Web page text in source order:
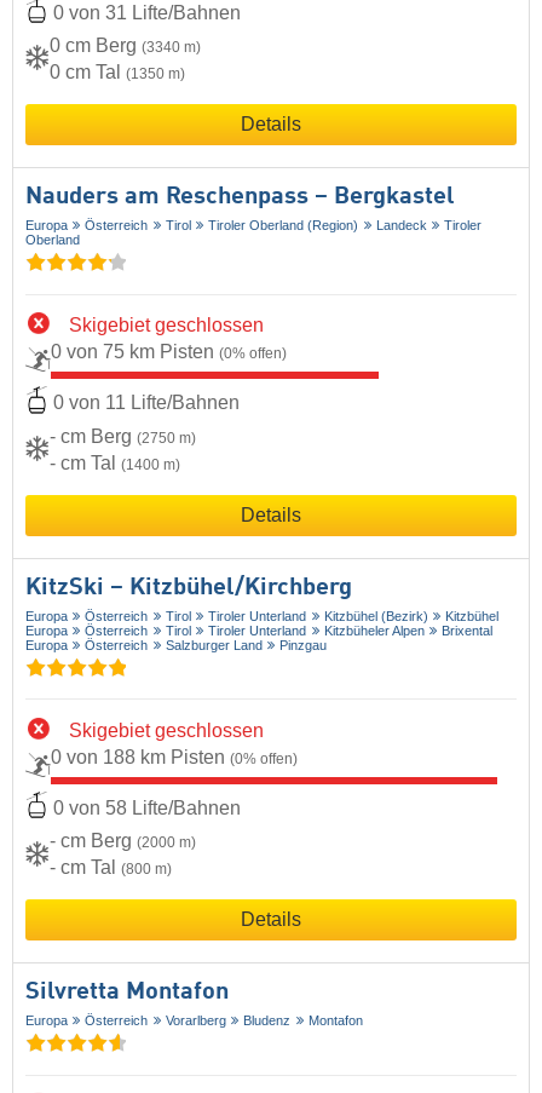
0 von 31 Lifte/Bahnen
0 cm Berg (3340 m)
0 cm Tal (1350 m)
Details
Nauders am Reschenpass – Bergkastel
Europa Österreich Tirol Tiroler Oberland (Region) Landeck
Tiroler
Oberland
Skigebiet geschlossen
0 von 75 km Pisten (0% offen)
0 von 11 Lifte/Bahnen
- cm Berg (2750 m)
- cm Tal (1400 m)
Details
KitzSki – Kitzbühel/​Kirchberg
Europa Österreich Tirol Tiroler Unterland Kitzbühel (Bezirk)
Kitzbühel
Europa
Österreich Tirol Tiroler Unterland Kitzbüheler Alpen
Brixental
Europa
Österreich Salzburger Land Pinzgau
Skigebiet geschlossen
0 von 188 km Pisten (0% offen)
0 von 58 Lifte/Bahnen
- cm Berg (2000 m)
- cm Tal (800 m)
Details
Silvretta Montafon
Europa Österreich Vorarlberg Bludenz Montafon